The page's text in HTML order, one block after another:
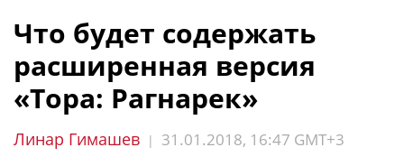
Что будет содержать
расширенная версия
«Тора: Рагнарек»
Линар Гимашев | 31.01.2018, 16:47 GMT+3